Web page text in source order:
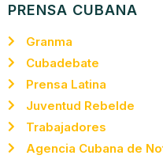
PRENSA CUBANA
Granma
Cubadebate
Prensa Latina
Juventud Rebelde
Trabajadores
Agencia Cubana de